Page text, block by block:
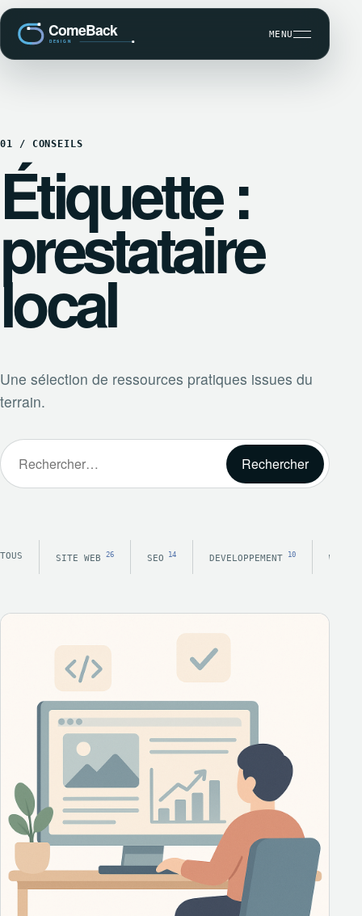
MENU
SEO ET VISIBILITÉ
CBK COMMUNICATION CLIENT
01 / CONSEILS
Étiquette :
prestataire
local
Une sélection de ressources pratiques issues du
terrain.
Rechercher :
TOUS SITE WEB 26 SEO 14 DEVELOPPEMENT 10